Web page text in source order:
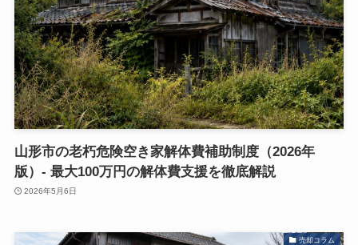
山形市の老朽危険空き家解体費補助制度（2026年
版）- 最大100万円の解体費支援を徹底解説
2026年5月6日
売却コラム